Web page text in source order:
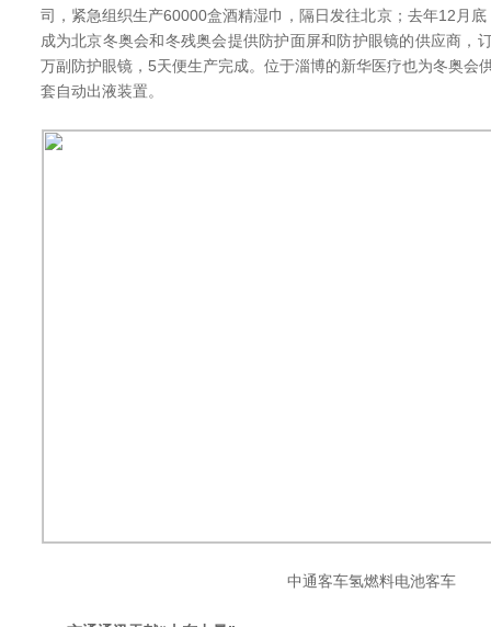
司，紧急组织生产60000盒酒精湿巾，隔日发往北京；去年12月
成为北京冬奥会和冬残奥会提供防护面屏和防护眼镜的供应商，
万副防护眼镜，5天便生产完成。位于淄博的新华医疗也为冬奥会
套自动出液装置。
中通客车氢燃料电池客车